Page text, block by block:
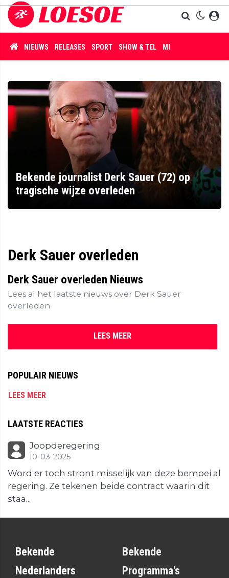
NIEUWS RELEASES SPORT SHOW & TEL MISDAAD
Bekende journalist Derk Sauer (72) op
tragische wijze overleden
Derk Sauer overleden
Derk Sauer overleden Nieuws
Lees al het laatste nieuws over Derk Sauer
overleden
LEES MEER
POPULAIR NIEUWS
LEES MEER
LAATSTE REACTIES
Joopderegering
10-03-2025
Word er toch stront misselijk van deze bemoei al
regering. Ze tekenen beide contract waarin dit
staa...
Bekende
Nederlanders
Bekende
Programma's